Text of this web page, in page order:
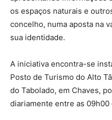
os espaços naturais e
concelho, numa aposta na
sua identidade.
A iniciativa encontra-se
Posto de Turismo do Alto
do Tabolado, em Chaves,
diariamente entre as 09h00